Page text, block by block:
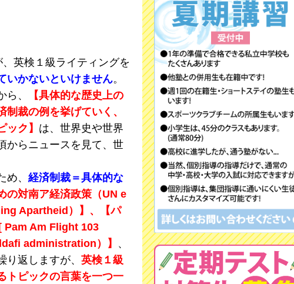
英検１級ライティングを
いかないといけません。
ら、
【具体的な歴史上の
裁の例を挙げていく、
ック】 は、世界史や世界
からニュースを見て、世
め、 経済制裁＝具体的な
の対南ア経済政策（UN e
Apartheid）】、【パ
Pam Am Flight 103
administration）】 、
返しますが、 英検１級
トピックの言葉を一つ一